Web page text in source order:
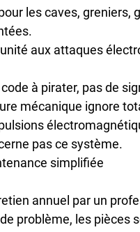
les caves, greniers,
aux attaques
à pirater, pas de
mécanique ignore
pas ce système.
simplifiée
annuel par un
problème, les pièces